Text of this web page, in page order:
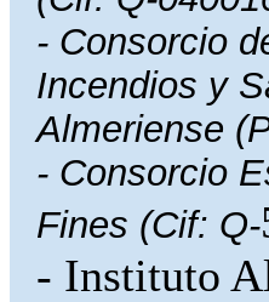
- Consorcio
Incendios y
Almeriense
- Consorcio
Fines (Cif: Q-
- Instituto